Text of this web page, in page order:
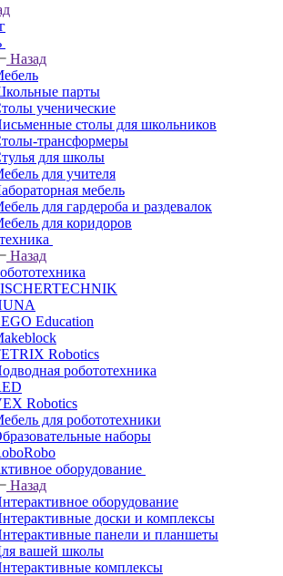
Назад
парты
ученические
столы для школьников
трансформеры
для школы
для учителя
мебель
для гардероба и раздевалок
для коридоров
Назад
Education
Robotics
робототехника
Robotics
для робототехники
наборы
оборудование
Назад
оборудование
доски и комплексы
панели и планшеты
вашей школы
комплексы